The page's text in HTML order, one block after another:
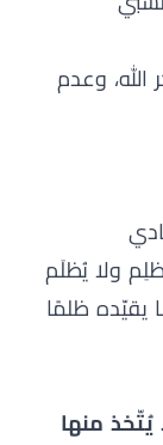
الله، وعدم
ولا يُظلَم
يقيّده ظلمًا
يُتّخذ منها